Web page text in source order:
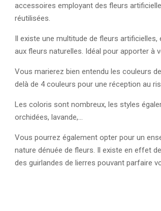
accessoires employant des fleurs
réutilisées.
Il existe une multitude de fleurs
aux fleurs naturelles. Idéal pour apporter à
Vous marierez bien entendu les couleurs
delà de 4 couleurs pour une réception au
Les coloris sont nombreux, les styles
orchidées, lavande,…
Vous pourrez également opter pour un
nature dénuée de fleurs. Il existe en effet
des guirlandes de lierres pouvant parfaire